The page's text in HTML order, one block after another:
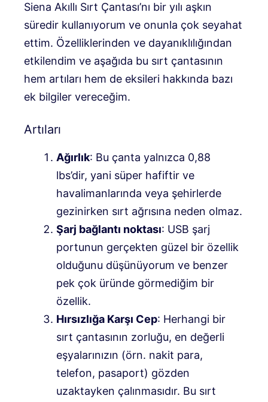
Siena Akıllı Sırt Çantası’nı bir yılı aşkın
süredir kullanıyorum ve onunla çok seyahat
ettim. Özelliklerinden ve dayanıklılığından
etkilendim ve aşağıda bu sırt çantasının
hem artıları hem de eksileri hakkında bazı
ek bilgiler vereceğim.
Artıları
Ağırlık: Bu çanta yalnızca 0,88
lbs’dir, yani süper hafiftir ve
havalimanlarında veya şehirlerde
gezinirken sırt ağrısına neden olmaz.
Şarj bağlantı noktası: USB şarj
portunun gerçekten güzel bir özellik
olduğunu düşünüyorum ve benzer
pek çok üründe görmediğim bir
özellik.
Hırsızlığa Karşı Cep: Herhangi bir
sırt çantasının zorluğu, en değerli
eşyalarınızın (örn. nakit para,
telefon, pasaport) gözden
uzaktayken çalınmasıdır. Bu sırt